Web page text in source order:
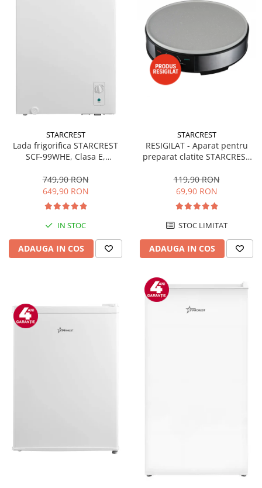
STARCREST
Lada frigorifica STARCREST
SCF-99WHE, Clasa E,
convertibil - functie frigider,
Termostat reglabil, Alb
749,90 RON
649,90 RON
IN STOC
ADAUGA IN COS
STARCREST
RESIGILAT - Aparat pentru
preparat clatite STARCREST
invelis ceramic antiaderent,
30 cm, Inox / Negru
119,90 RON
69,90 RON
STOC LIMITAT
ADAUGA IN COS